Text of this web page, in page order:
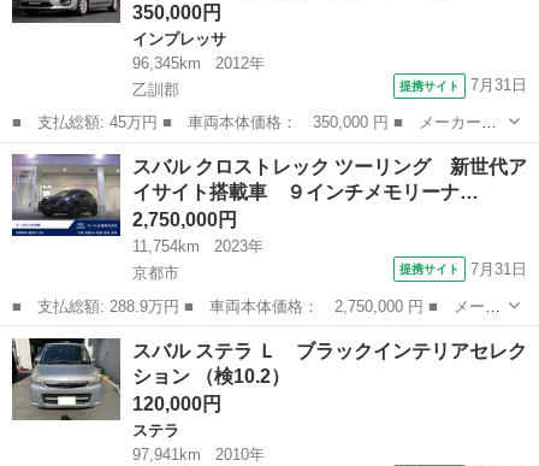
350,000円
インプレッサ
96,345km
2012年
乙訓郡
提携サイト 7月31日
■ 支払総額: 45万円 ■ 車両本体価格： 350,000 円 ■ メーカー
名： スバル ■ 車種名： インプレッサスポーツ ■ グレード
名： ２．０ｉアイサイト ＯＢＤ診断済 ナビ フルセグＴＶ Ｂ
ｌｕｅｔｏｏｔｈオー...
京都 乙訓郡 インプレッサ
スバル クロストレック ツーリング 新世代ア
イサイト搭載車 ９インチメモリーナ…
2,750,000円
11,754km
2023年
京都市
提携サイト 7月31日
■ 支払総額: 288.9万円 ■ 車両本体価格： 2,750,000 円 ■ メーカ
ー名： スバル ■ 車種名： クロストレック ■ グレード名： ツ
ーリング 新世代アイサイト搭載車 ９インチメモリーナビゲーショ
ン シー...
京都 京都市
スバル ステラ Ｌ ブラックインテリアセレク
ション （検10.2）
120,000円
ステラ
97,941km
2010年